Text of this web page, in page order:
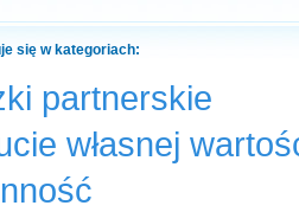
się w kategoriach:
partnerskie
własnej